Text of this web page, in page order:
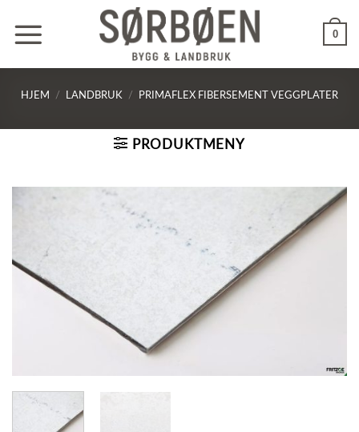
0
HJEM / LANDBRUK / PRIMAFLEX FIBERSEMENT VEGGPLATER
PRODUKTMENY